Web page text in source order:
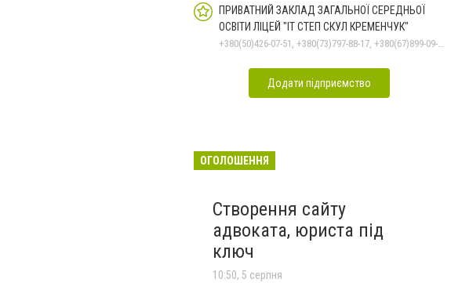
ПРИВАТНИЙ ЗАКЛАД ЗАГАЛЬНОЇ СЕРЕДНЬОЇ
ОСВІТИ ЛІЦЕЙ "ІТ СТЕП СКУЛ КРЕМЕНЧУК"
+380(50)426-07-51, +380(73)797-88-17, +380(67)899-09-16
Додати підприємство
ОГОЛОШЕННЯ
Створення сайту
адвоката, юриста під
ключ
10:50, 5 серпня